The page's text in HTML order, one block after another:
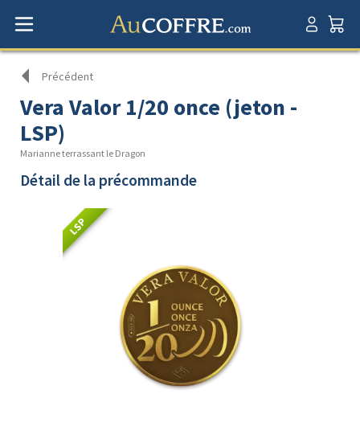
Précédent
Vera Valor 1/20 once (jeton -
LSP)
Marianne terrassant le Dragon
Détail de la précommande
LSP